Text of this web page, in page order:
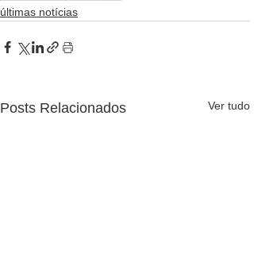
últimas notícias
Posts Relacionados Ver tudo